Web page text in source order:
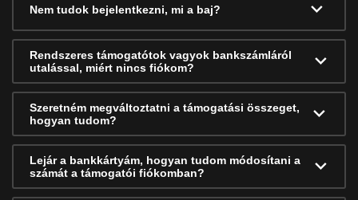
Nem tudok bejelentkezni, mi a baj?
Rendszeres támogatótok vagyok bankszámláról
utalással, miért nincs fiókom?
Szeretném megváltoztatni a támogatási összeget,
hogyan tudom?
Lejár a bankkártyám, hogyan tudom módosítani a
számát a támogatói fiókomban?